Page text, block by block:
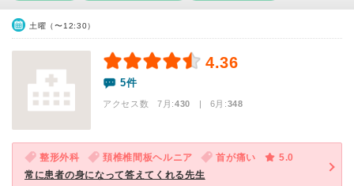
土曜（〜12:30）
4.36
5件
アクセス数 7月:430 | 6月:348
整形外科 頚椎椎間板ヘルニア 首が痛い
5.0
常に患者の身になって答えてくれる先生